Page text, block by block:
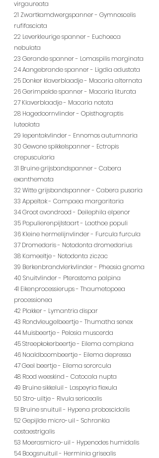
virgaureata
21 Zwartkamdwergspanner - Gymnoscelis
rufifasciata
22 Leverkleurige spanner - Euchoeca
nebulata
23 Gerande spanner - Lomaspilis marginata
24 Aangebrande spanner - Ligdia adustata
25 Donker klaverblaadje - Macaria alternata
26 Gerimpelde spanner - Macaria liturata
27 Klaverblaadje - Macaria notata
28 Hagedoornvlinder - Opisthograptis
luteolata
29 Iepentakvlinder - Ennomos autumnaria
30 Gewone spikkelspanner - Ectropis
crepuscularia
31 Bruine grijsbandspanner - Cabera
exanthemata
32 Witte grijsbandspanner - Cabera pusaria
33 Appeltak - Campaea margaritaria
34 Groot avondrood - Deilephila elpenor
35 Populierenpijlstaart - Laothoe populi
36 Kleine hermelijnvlinder - Furcula furcula
37 Dromedaris - Notodonta dromedarius
38 Kameeltje - Notodonta ziczac
39 Berkenbrandvlerkvlinder - Pheosia gnoma
40 Snuitvlinder - Pterostoma palpina
41 Eikenprocessierups - Thaumetopoea
processionea
42 Plakker - Lymantria dispar
43 Rondvleugelbeertje - Thumatha senex
44 Muisbeertje - Pelosia muscerda
45 Streepkokerbeertje - Eilema complana
46 Naaldboombeertje - Eilema depressa
47 Geel beertje - Eilema sororcula
48 Rood weeskind - Catocala nupta
49 Bruine sikkeluil - Laspeyria flexula
50 Stro-uiltje - Rivula sericealis
51 Bruine snuituil - Hypena proboscidalis
52 Gepijlde micro-uil - Schrankia
costaestrigalis
53 Moerasmicro-uil - Hypenodes humidalis
54 Boogsnuituil - Herminia grisealis